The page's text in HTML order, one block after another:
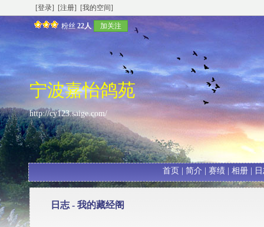
[登录] [注册] [我的空间]
粉丝 22人 加关注
宁波嘉怡鸽苑
http://cy123.saige.com/
首页 简介 赛绩| 相册|
日志 - 我的藏经阁